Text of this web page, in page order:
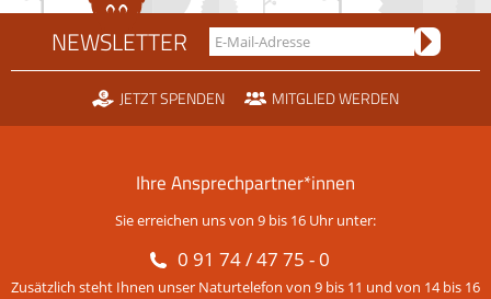
NEWSLETTER
JETZT SPENDEN MITGLIED WERDEN
Ihre Ansprechpartner*innen
Sie erreichen uns von 9 bis 16 Uhr unter:
0 91 74 / 47 75 - 0
Zusätzlich steht Ihnen unser Naturtelefon von 9 bis 11 und von 14 bis 16